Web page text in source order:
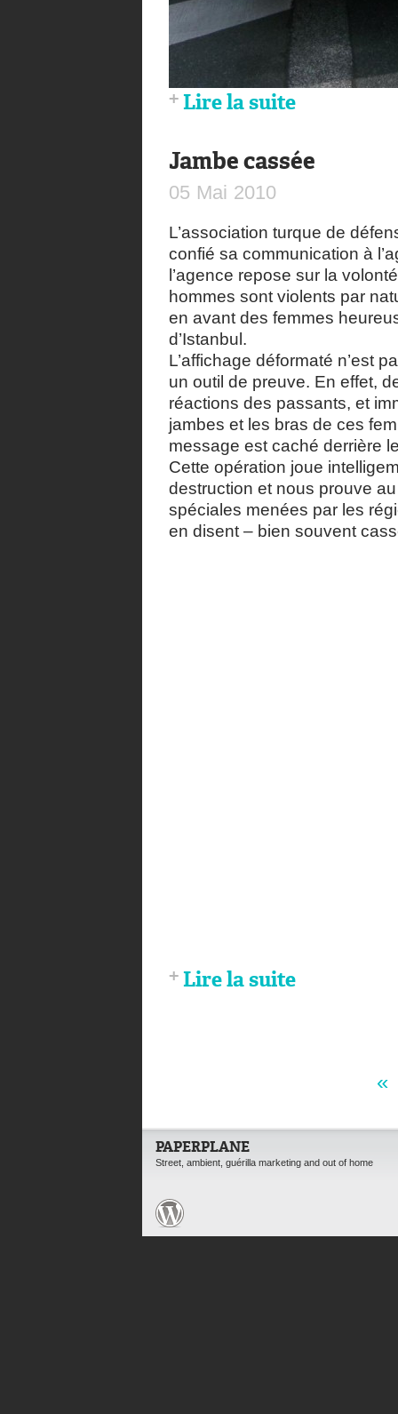
Lire la suite
Jambe cassée
05 Mai 2010
L’association turque de
confié sa communication à
l’agence repose sur la
hommes sont violents par
en avant des femmes
d’Istanbul.
L’affichage déformaté n’est
un outil de preuve. En effet,
réactions des passants, et
jambes et les bras de ces
message est caché derrière
Cette opération joue
destruction et nous prouve
spéciales menées par les
en disent – bien souvent
Lire la suite
«
PAPERPLANE
Street, ambient, guérilla marketing and out of home